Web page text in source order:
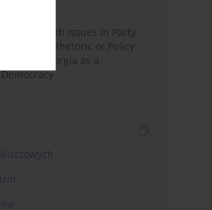
of Youth Issues in Party
Symbolic Rhetoric or Policy
Case of Georgia as a